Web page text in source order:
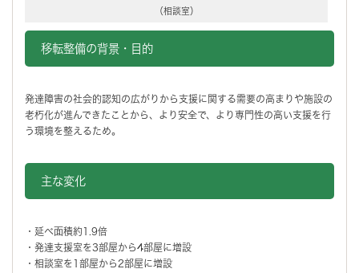
（相談室）
移転整備の背景・目的
発達障害の社会的認知の広がりから支援に関する需要の高まりや施設の
老朽化が進んできたことから、より安全で、より専門性の高い支援を行
う環境を整えるため。
主な変化
・延べ面積約1.9倍
・発達支援室を3部屋から4部屋に増設
・相談室を1部屋から2部屋に増設